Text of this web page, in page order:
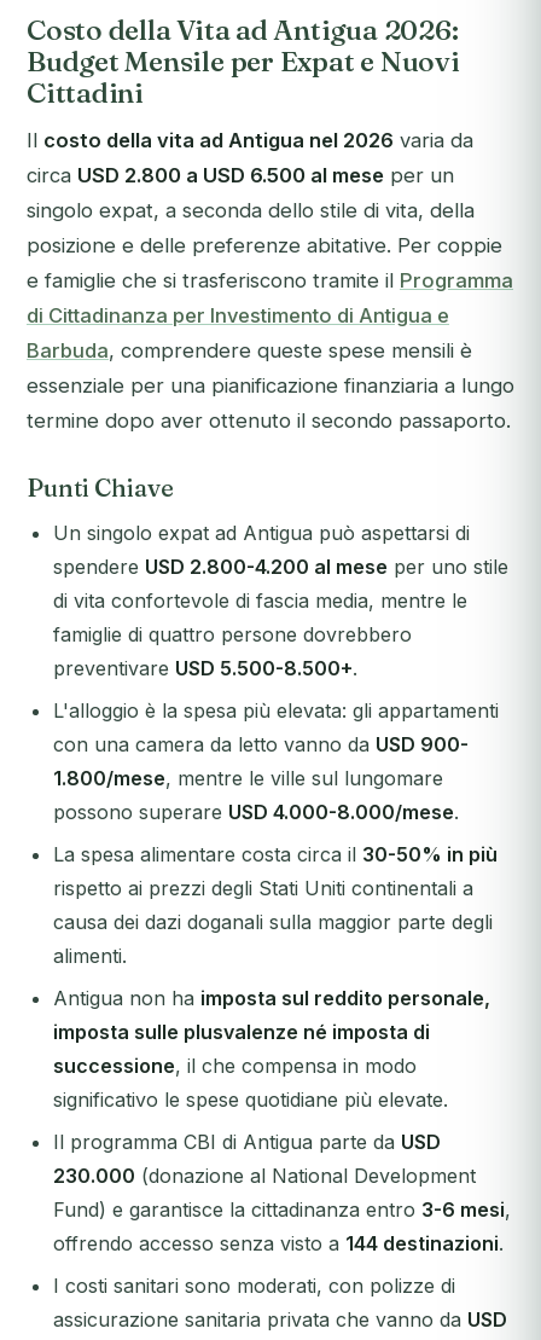
Costo della Vita ad Antigua 2026:
Budget Mensile per Expat e Nuovi
Cittadini
Il costo della vita ad Antigua nel 2026 varia da
circa USD 2.800 a USD 6.500 al mese per un
singolo expat, a seconda dello stile di vita, della
posizione e delle preferenze abitative. Per coppie
e famiglie che si trasferiscono tramite il Programma
di Cittadinanza per Investimento di Antigua e
Barbuda, comprendere queste spese mensili è
essenziale per una pianificazione finanziaria a lungo
termine dopo aver ottenuto il secondo passaporto.
Punti Chiave
Un singolo expat ad Antigua può aspettarsi di
spendere USD 2.800-4.200 al mese per uno stile
di vita confortevole di fascia media, mentre le
famiglie di quattro persone dovrebbero
preventivare USD 5.500-8.500+.
L'alloggio è la spesa più elevata: gli appartamenti
con una camera da letto vanno da USD 900-
1.800/mese, mentre le ville sul lungomare
possono superare USD 4.000-8.000/mese.
La spesa alimentare costa circa il 30-50% in più
rispetto ai prezzi degli Stati Uniti continentali a
causa dei dazi doganali sulla maggior parte degli
alimenti.
Antigua non ha imposta sul reddito personale,
imposta sulle plusvalenze né imposta di
successione, il che compensa in modo
significativo le spese quotidiane più elevate.
Il programma CBI di Antigua parte da USD
230.000 (donazione al National Development
Fund) e garantisce la cittadinanza entro 3-6 mesi,
offrendo accesso senza visto a 144 destinazioni.
I costi sanitari sono moderati, con polizze di
assicurazione sanitaria privata che vanno da USD